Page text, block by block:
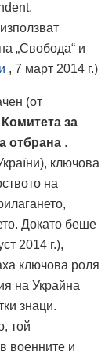
„Свобода“ и
, 7 март 2014 г.)
(от
Комитета за
отбрана .
ключова
на
Докато беше
2014 г.),
ключова роля
на Украйна
знаци.
той
военните и